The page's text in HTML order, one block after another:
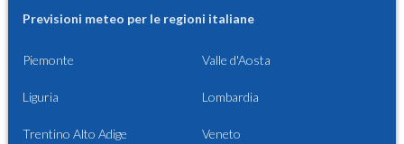
Previsioni meteo per le regioni italiane
Piemonte Valle d'Aosta
Liguria Lombardia
Trentino Alto Adige Veneto